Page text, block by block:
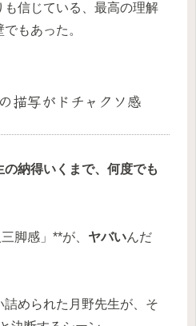
も信じている、最高の理解
もあった。
描写がドチャクソ感
の納得いくまで、何度でも
脚感」**が、 ヤバいんだ
められた月野先生が、そ